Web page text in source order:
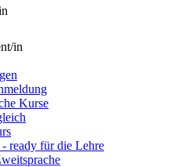
in
Kurse
ready für die Lehre